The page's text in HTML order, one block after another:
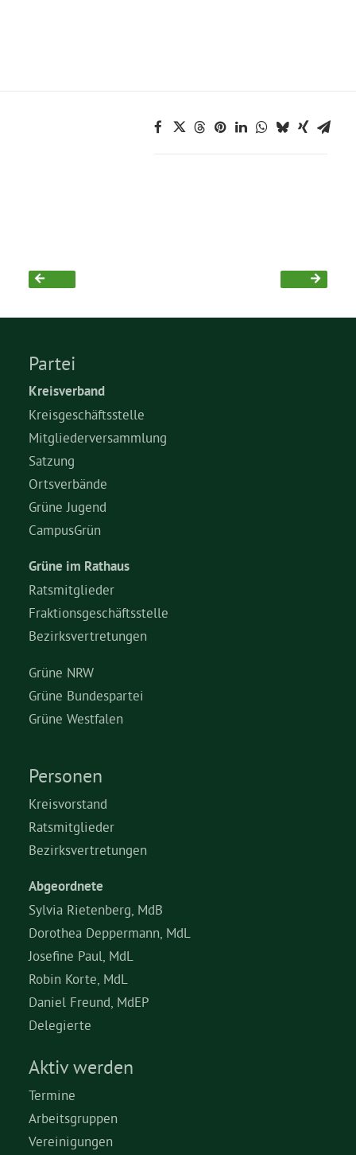
Partei
Kreisverband
Kreisgeschäftsstelle
Mitgliederversammlung
Satzung
Ortsverbände
Grüne Jugend
CampusGrün
Grüne im Rathaus
Ratsmitglieder
Fraktionsgeschäftsstelle
Bezirksvertretungen
Grüne NRW
Grüne Bundespartei
Grüne Westfalen
Personen
Kreisvorstand
Ratsmitglieder
Bezirksvertretungen
Abgeordnete
Sylvia Rietenberg, MdB
Dorothea Deppermann, MdL
Josefine Paul, MdL
Robin Korte, MdL
Daniel Freund, MdEP
Delegierte
Aktiv werden
Termine
Arbeitsgruppen
Vereinigungen